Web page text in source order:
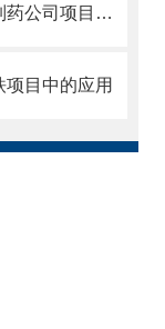
电气火灾监控系统在某制药公司项目的应用
目中的应用